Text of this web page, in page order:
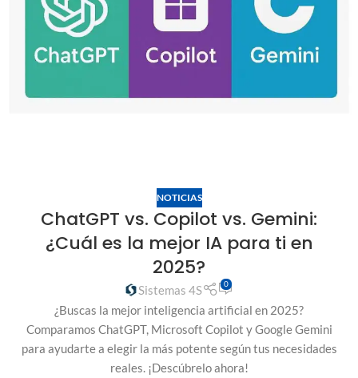
NOTICIAS
ChatGPT vs. Copilot vs. Gemini:
¿Cuál es la mejor IA para ti en
2025?
Sistemas 4S 0
¿Buscas la mejor inteligencia artificial en 2025?
Comparamos ChatGPT, Microsoft Copilot y Google Gemini
para ayudarte a elegir la más potente según tus necesidades
reales. ¡Descúbrelo ahora!